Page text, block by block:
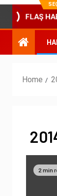
FLAŞ
SEO Paketleri:
Home
2 min